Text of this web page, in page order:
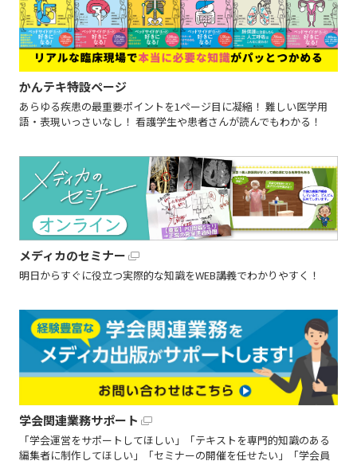
かんテキ特設ページ
あらゆる疾患の最重要ポイントを1ページ目に凝縮！ 難しい医学用
語・表現いっさいなし！ 看護学生や患者さんが読んでもわかる！
メディカのセミナー
明日からすぐに役立つ実際的な知識をWEB講義でわかりやすく！
学会関連業務サポート
「学会運営をサポートしてほしい」「テキストを専門的知識のある
編集者に制作してほしい」「セミナーの開催を任せたい」「学会員